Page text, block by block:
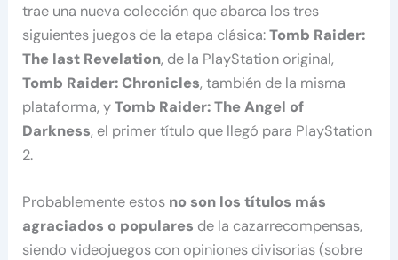
trae una nueva colección que abarca los tres
siguientes juegos de la etapa clásica:Tomb Raider:
The last Revelation, de la PlayStation original,
Tomb Raider: Chronicles, también de la misma
plataforma, yTomb Raider: The Angel of
Darkness, el primer título que llegó para PlayStation
2.
Probablemente estos no son los títulos más
agraciados o populares de la cazarrecompensas,
siendo videojuegos con opiniones divisorias (sobre